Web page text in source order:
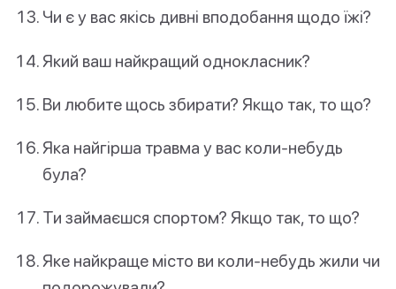
Чи є у вас якісь дивні вподобання щодо їжі?
Який ваш найкращий однокласник?
Ви любите щось збирати? Якщо так, то що?
Яка найгірша травма у вас коли-небудь
була?
Ти займаєшся спортом? Якщо так, то що?
Яке найкраще місто ви коли-небудь жили чи